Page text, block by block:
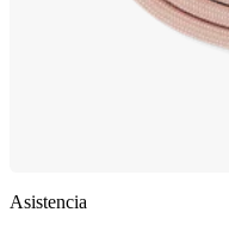
Asistencia